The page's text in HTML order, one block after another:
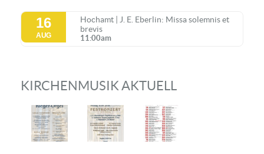
16
AUG
Hochamt | J. E. Eberlin: Missa solemnis et
brevis
11:00am
KIRCHENMUSIK AKTUELL